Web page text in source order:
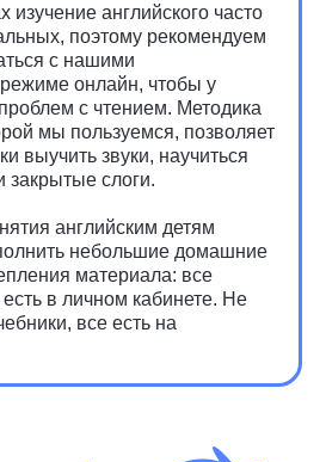
английского часто
поэтому рекомендуем
с нашими
онлайн, чтобы у
с чтением. Методика
мы пользуемся, позволяет
выучить звуки, научиться
закрытые слоги.
английским детям
небольшие домашние
материала: все
в личном кабинете. Не
все есть на